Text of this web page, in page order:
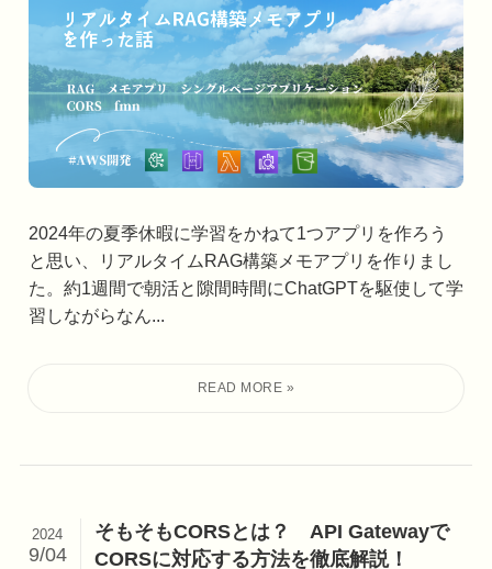
2024年の夏季休暇に学習をかねて1つアプリを作ろう
と思い、リアルタイムRAG構築メモアプリを作りまし
た。約1週間で朝活と隙間時間にChatGPTを駆使して学
習しながらなん...
そもそもCORSとは？ API Gatewayで
CORSに対応する方法を徹底解説！
2024
9/04